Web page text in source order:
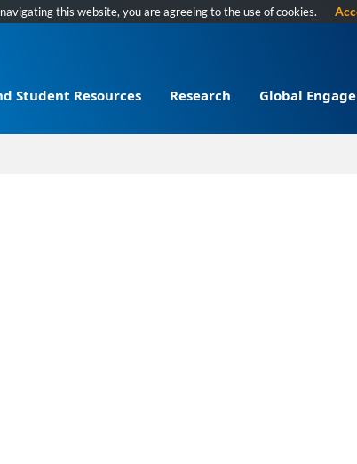
Student Resources Research Global
this website, you are agreeing to the use of cookies.